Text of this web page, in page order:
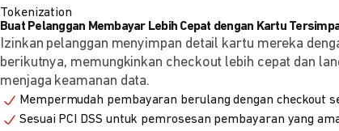
Tokenization
Buat Pelanggan Membayar Lebih Cepat dengan Kartu
Izinkan pelanggan menyimpan detail kartu mereka
berikutnya, memungkinkan checkout lebih cepat dan
menjaga keamanan data.
Mempermudah pembayaran berulang dengan checkout
Sesuai PCI DSS untuk pemrosesan pembayaran yang